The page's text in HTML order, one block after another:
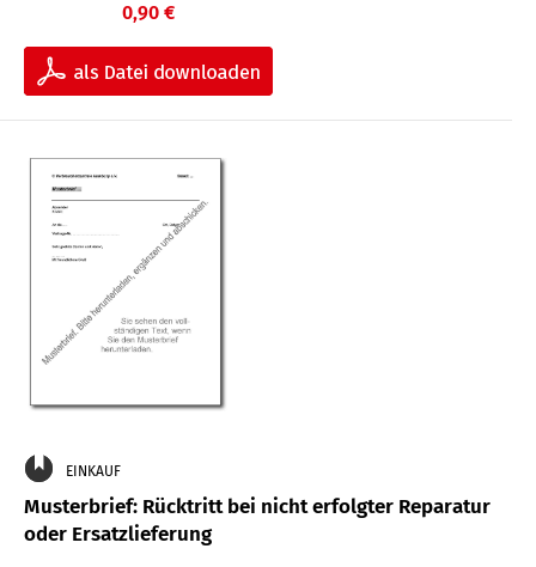
0,90 €
EINKAUF
Musterbrief: Rücktritt bei nicht erfolgter Reparatur
oder Ersatzlieferung